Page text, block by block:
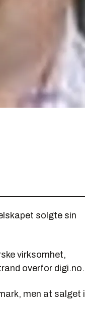
solgte sin
virksomhet,
overfor digi.no.
men at salget i